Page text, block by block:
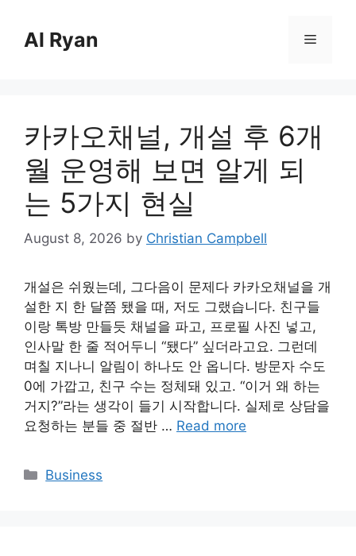
contentAl Ryan Menu
카카오채널, 개설 후 6개
월 운영해 보면 알게 되
는 5가지 현실
August 8, 2026 by Christian Campbell
개설은 쉬웠는데, 그다음이 문제다 카카오채널을 개
설한 지 한 달쯤 됐을 때, 저도 그랬습니다. 친구들
이랑 톡방 만들듯 채널을 파고, 프로필 사진 넣고,
인사말 한 줄 적어두니 “됐다” 싶더라고요. 그런데
며칠 지나니 알림이 하나도 안 옵니다. 방문자 수도
0에 가깝고, 친구 수는 정체돼 있고. “이거 왜 하는
거지?”라는 생각이 들기 시작합니다. 실제로 상담을
요청하는 분들 중 절반 … Read more
Categories
Business